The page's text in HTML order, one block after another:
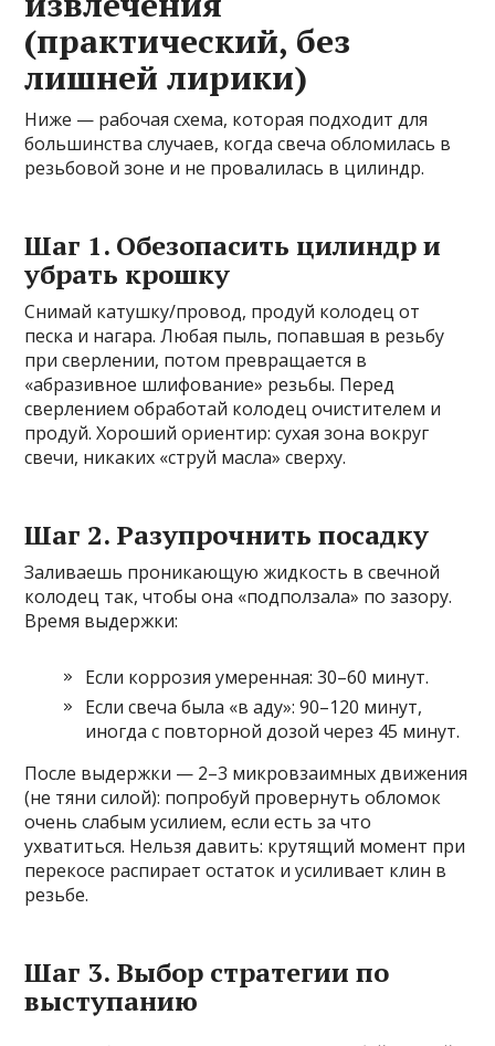
(практический, без
лишней лирики)
Ниже — рабочая схема, которая подходит для
большинства случаев, когда свеча обломилась в
резьбовой зоне и не провалилась в цилиндр.
Шаг 1. Обезопасить цилиндр и
убрать крошку
Снимай катушку/провод, продуй колодец от
песка и нагара. Любая пыль, попавшая в резьбу
при сверлении, потом превращается в
«абразивное шлифование» резьбы. Перед
сверлением обработай колодец очистителем и
продуй. Хороший ориентир: сухая зона вокруг
свечи, никаких «струй масла» сверху.
Шаг 2. Разупрочнить посадку
Заливаешь проникающую жидкость в свечной
колодец так, чтобы она «подползала» по зазору.
Время выдержки:
Если коррозия умеренная: 30–60 минут.
Если свеча была «в аду»: 90–120 минут,
иногда с повторной дозой через 45 минут.
После выдержки — 2–3 микровзаимных движения
(не тяни силой): попробуй провернуть обломок
очень слабым усилием, если есть за что
ухватиться. Нельзя давить: крутящий момент при
перекосе распирает остаток и усиливает клин в
резьбе.
Шаг 3. Выбор стратегии по
выступанию